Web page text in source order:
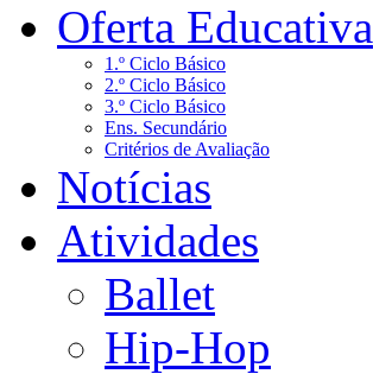
Oferta Educativa
1.º Ciclo Básico
2.º Ciclo Básico
3.º Ciclo Básico
Ens. Secundário
Critérios de Avaliação
Notícias
Atividades
Ballet
Hip-Hop